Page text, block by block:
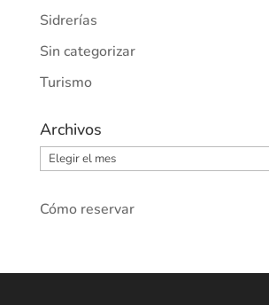
Sidrerías
Sin categorizar
Turismo
Archivos
Archivos
Cómo reservar